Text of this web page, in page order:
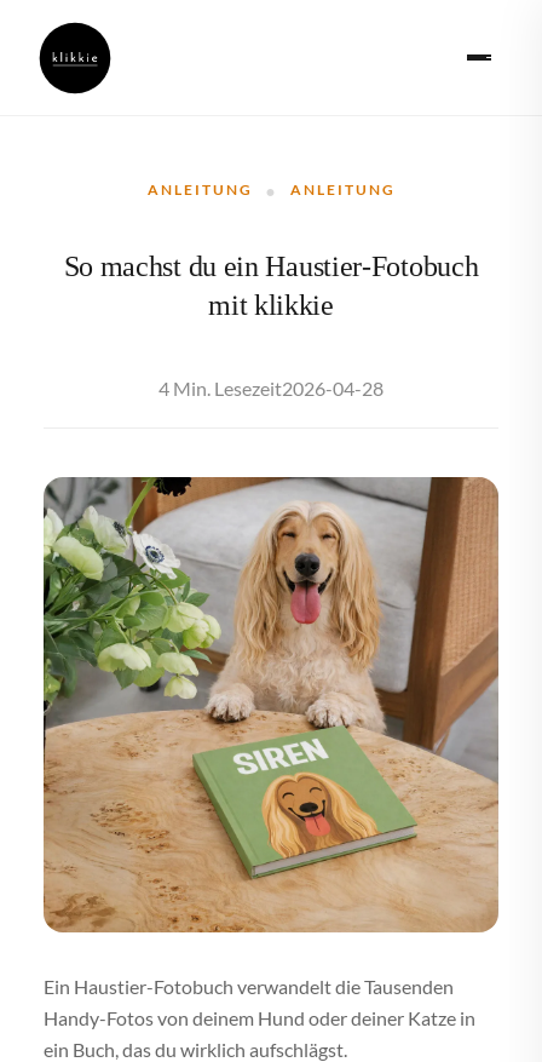
ANLEITUNG · ANLEITUNG
So machst du ein Haustier-Fotobuch
mit klikkie
4 Min. Lesezeit2026-04-28
Ein Haustier-Fotobuch verwandelt die Tausenden
Handy-Fotos von deinem Hund oder deiner Katze in
ein Buch, das du wirklich aufschlägst.